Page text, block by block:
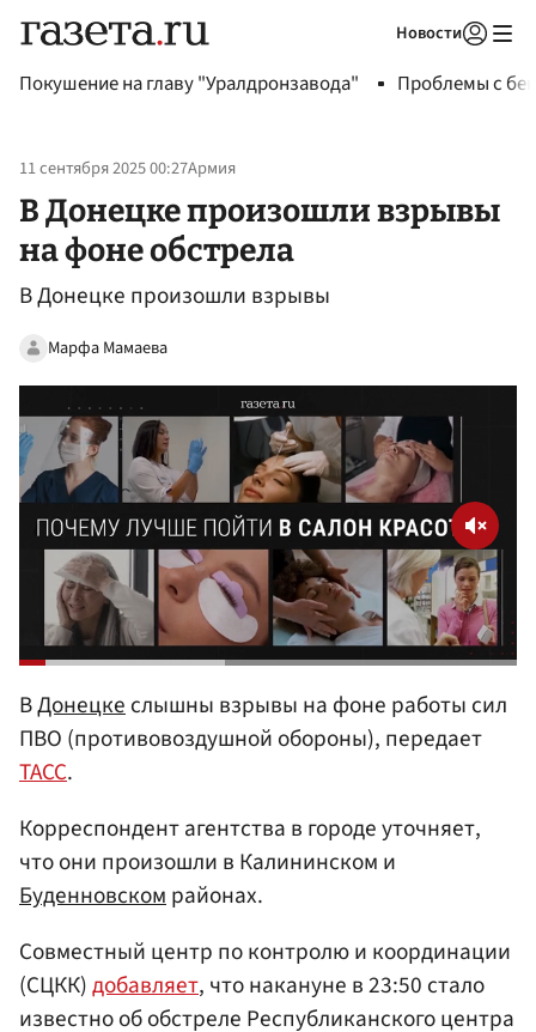
Новости
Покушение на главу "Уралдронзавода" Проблемы с
11 сентября 2025 00:27Армия
В Донецке произошли взрывы
на фоне обстрела
В Донецке произошли взрывы
Марфа Мамаева
ВДонецкеслышны взрывы на фоне работы сил
ПВО (противовоздушной обороны), передает
ТАСС.
Корреспондент агентства в городе уточняет,
что они произошли в Калининском и
Буденновскомрайонах.
Совместный центр по контролю и координации
(СЦКК)добавляет, что накануне в 23:50 стало
известно об обстреле Республиканского центра